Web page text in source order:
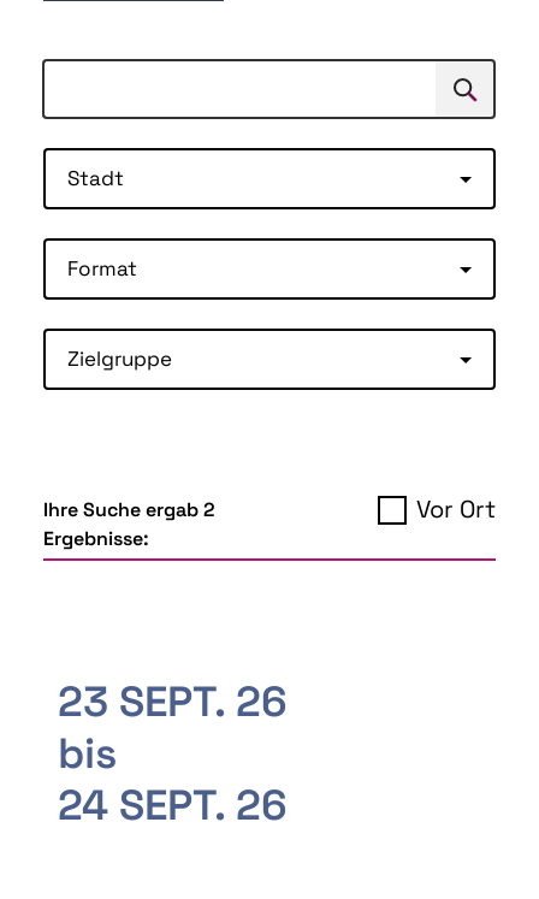
Suchen
Stadt
Format
Zielgruppe
Ihre Suche ergab 2
Ergebnisse:
Vor Ort
23 SEPT. 26
bis
24 SEPT. 26